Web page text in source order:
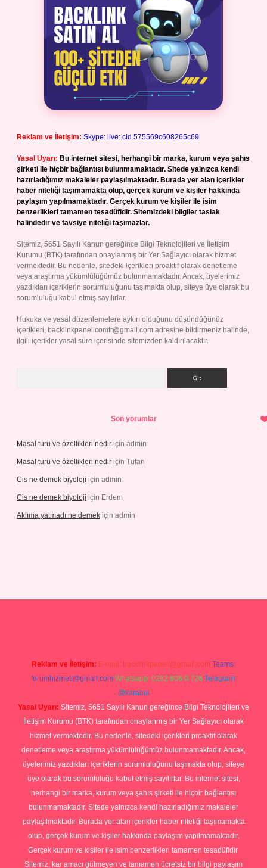
Reklam ve İletişim: Skype: live:.cid.575569c608265c69
Yasal Uyarı: Bu internet sitesi, herhangi bir marka, kurum veya şahıs
şirketi ile hiçbir bağlantısı bulunmamaktadır. Sitede yalnızca kendi
hazırladığımız makaleler paylaşılmaktadır. Burada yer alan içerikler
haber niteliği taşımamakta olup, gerçek kurum ve kişiler hakkında
paylaşım yapılmamaktadır. Gerçek kurum ve kişiler ile isim
benzerlikleri tamamen tesadüfidir. Sitemizdeki bilgiler taslak
halindedir ve tavsiye niteliği taşımazlar.
Sitemiz, 5651 Sayılı Kanun gereğince Bilgi Teknolojileri ve İletişim
Kurumu (BTK) tarafından onaylanmış bir Yer Sağlayıcı olarak hizmet
vermektedir. Bu nedenle, sitedeki içerikleri proaktif olarak denetleme
veya araştırma yükümlülüğümüz bulunmamaktadır. Ancak, üyelerimiz
yazdıkları içeriklerin sorumluluğunu taşımakta olup, siteye üye olarak bu
sorumluluğu kabul etmiş sayılırlar.
Hukuka ve yasal düzenlemelere aykırı olduğunu düşündüğünüz
içerikleri, backlinkpanelicomtr@gmail.com adresine bildirmeniz halinde,
ilgili içerikler yasal süre içerisinde sitemizden kaldırılacaktır.
Son yorumlar
Masal türü ve özellikleri nedir için admin
Masal türü ve özellikleri nedir için Tufan
Cis ne demek biyoloji için admin
Cis ne demek biyoloji için Erdem
Aklıma yatmadı ne demek için admin
Reklam ve İletişim: E-mail: backlinkpaneli@gmail.com Teams:
forumhizmeti@gmail.com Whatsapp: 0262 606 0 726 Telegram:
@karabul
Yasal Uyarı: Sitemiz, 5651 Sayılı Kanun gereğince Bilgi Teknolojileri ve
İletişim Kurumu (BTK) tarafından onaylanmış bir Yer Sağlayıcı olarak
hizmet vermektedir. Bu nedenle, sitedeki içerikleri proaktif olarak
denetleme veya araştırma yükümlülüğümüz bulunmamaktadır. Ancak,
üyelerimiz yazdıkları içeriklerin sorumluluğunu taşımakta olup, siteye
üye olarak bu sorumluluğu kabul etmiş sayılırlar. Bu internet sitesi,
herhangi bir marka, kurum veya şahıs şirketi ile hiçbir bağlantısı
bulunmamaktadır. Sitede yalnızca kendi hazırladığımız makaleler
paylaşılmaktadır. Burada yer alan içerikler haber niteliği taşımamakta
olup, gerçek kurum ve kişiler hakkında paylaşım yapılmamaktadır.
Gerçek kurum ve kişiler ile isim benzerlikleri tamamen tesadüfidir.
Sitemiz, kar amacı gütmeyen ve tamamen ücretsiz bir bilgi paylaşım